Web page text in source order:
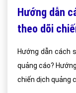
Hướng dẫn
theo dõi
Hướng dẫn cách
quảng cáo? Hướng dẫn cách sử dụng url builder để theo dõi
chiến dịch quảng